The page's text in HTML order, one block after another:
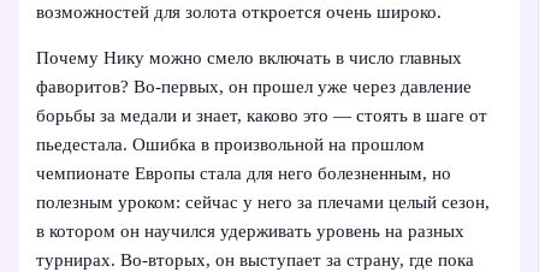
возможностей для золота откроется очень широко.
Почему Нику можно смело включать в число главных
фаворитов? Во‑первых, он прошел уже через давление
борьбы за медали и знает, каково это — стоять в шаге от
пьедестала. Ошибка в произвольной на прошлом
чемпионате Европы стала для него болезненным, но
полезным уроком: сейчас у него за плечами целый сезон,
в котором он научился удерживать уровень на разных
турнирах. Во‑вторых, он выступает за страну, где пока